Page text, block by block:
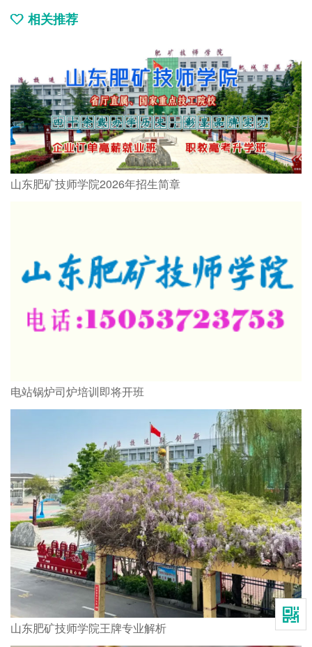
相关推荐
山东肥矿技师学院2026年招生简章
电站锅炉司炉培训即将开班
山东肥矿技师学院王牌专业解析